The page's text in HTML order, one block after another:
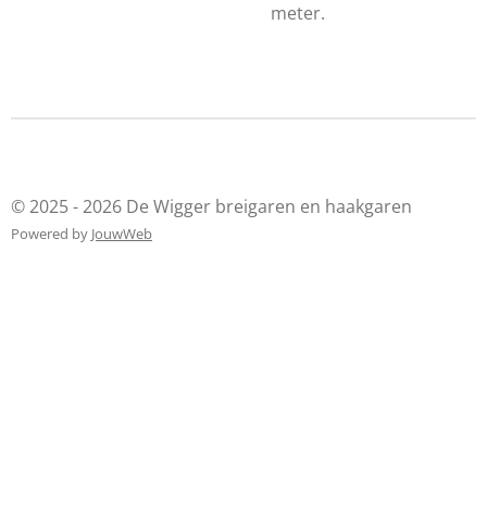
meter.
© 2025 - 2026 De Wigger breigaren en haakgaren
Powered by JouwWeb